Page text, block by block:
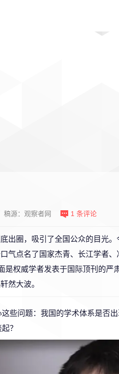
稿源：观察者网 1 条评论
出圈，吸引了全国公众的目光
气点名了国家杰青、长江学者
是权威学者发表于国际顶刊的
然大波。
些问题：我国的学术体系是否
？